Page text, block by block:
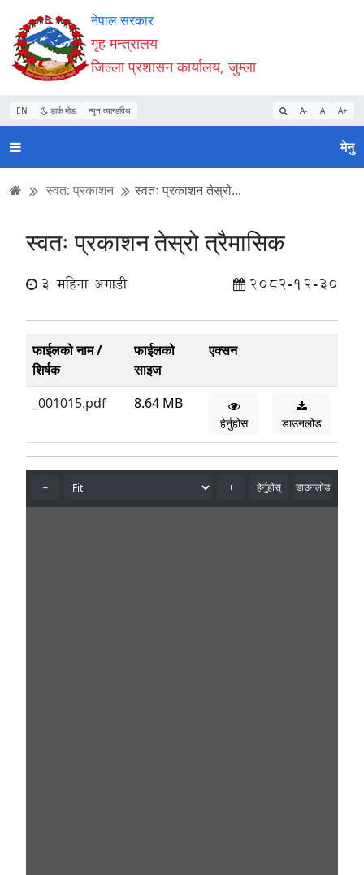
Accessibility
Mode
सुरु
गर्नुहोस्
सामाग्री
पढ्नुहाेस्
नेभिगेसन
पढ्नुहाेस्
वेबसाइट
खोजमा
जानुहोस्
नेपाल सरकार
गृह मन्त्रालय
जिल्ला प्रशासन कार्यालय, जुम्ला
EN डार्क मोड न्यून व्यान्डविथ A- A A+
मेनु
स्वत: प्रकाशन स्वतः प्रकाशन तेस्रो...
स्वतः प्रकाशन तेस्रो त्रैमासिक
3 महिना अगाडी 2082-12-30
फाईलको नाम /
शिर्षक
फाईलको
साइज
एक्सन
_001015.pdf 8.64 MB
हेर्नुहोस डाउनलोड